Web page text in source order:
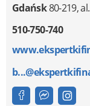
Gdańsk80-219,
510-750-740